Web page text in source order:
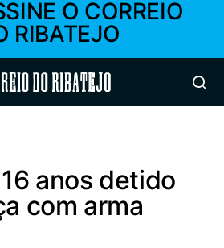
O CORREIO
RIBATEJO
do Ribatejo
anos detido
com arma